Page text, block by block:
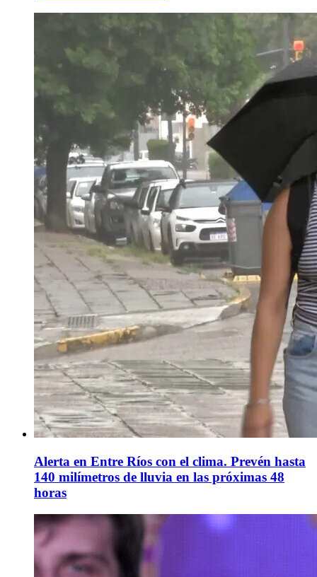
Alerta en Entre Ríos con el clima. Prevén hasta
140 milímetros de lluvia en las próximas 48
horas